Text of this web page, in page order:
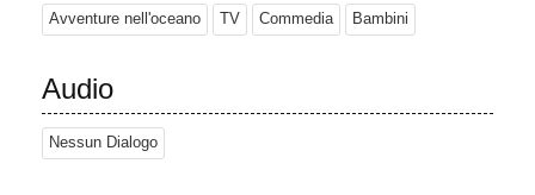
Bernie vivono con un pilota di aerei cargo nel suo aereo
per le forme di vita acquatiche che frequentano le spiagge. Nella
terza stagione, i personaggi principali e gli abitanti dell'isola si
trasferiscono su una nave da crociera per viaggiare negli oceani,
dove si svolge gran parte delle trame della stagione.
Avventure nell'oceano TV Commedia Bambini
Audio
Nessun Dialogo